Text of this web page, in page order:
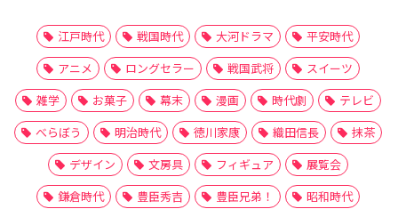
江戸時代 戦国時代 大河ドラマ
平安時代
アニメ
ロングセラー 戦国武将
スイーツ
雑学
お菓子 幕末 漫画 時代劇
テレビ
べらぼう
明治時代 徳川家康 織田信長
抹茶
デザイン
文房具 フィギュア
展覧会
鎌倉時代
豊臣秀吉 豊臣兄弟！
昭和時代